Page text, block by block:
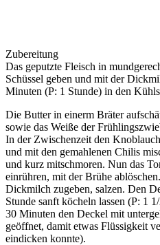
Zubereitung
Das geputzte Fleisch in
Schüssel geben und mit der
Minuten (P: 1 Stunde) in den
Die Butter in einerm Bräter
sowie das Weiße der
In der Zwischenzeit den
und mit den gemahlenen Chilis
und kurz mitschmoren. Nun das
einrühren, mit der Brühe
Dickmilch zugeben, salzen. Den
Stunde sanft köcheln lassen (P: 1
30 Minuten den Deckel mit
geöffnet, damit etwas Flüssigkeit
eindicken konnte).